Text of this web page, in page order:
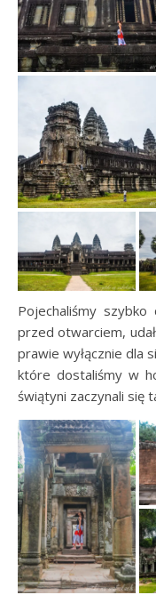
Pojechaliśmy
przed otwarciem,
prawie wyłącznie dla
które dostaliśmy w
świątyni zaczynali się